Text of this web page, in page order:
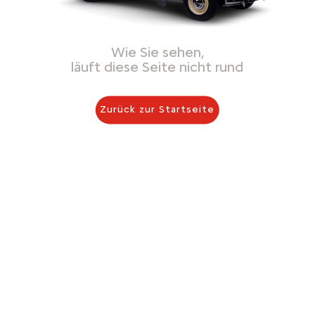
Wie Sie sehen,
läuft diese Seite nicht rund
Zurück zur Startseite